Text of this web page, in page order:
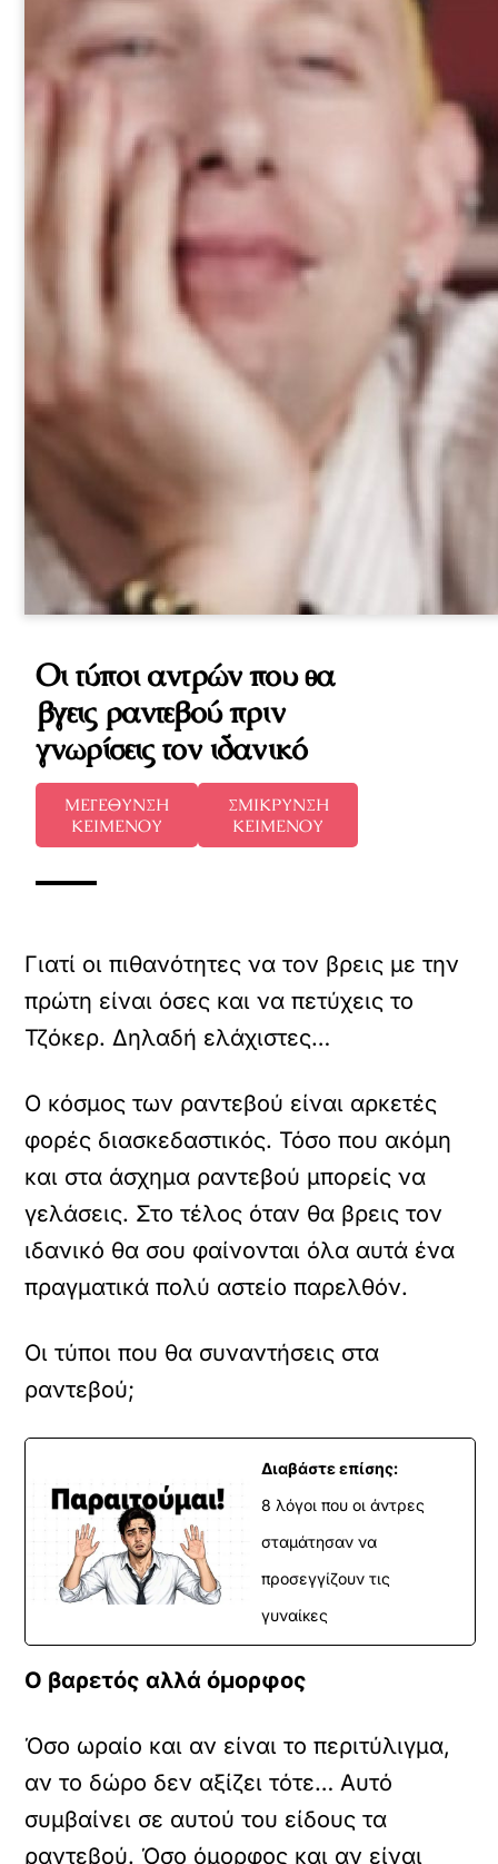
Οι τύποι αντρών που θα
βγεις ραντεβού πριν
γνωρίσεις τον ιδανικό
ΜΕΓΕΘΥΝΣΗ
ΚΕΙΜΕΝΟΥ
ΣΜΙΚΡΥΝΣΗ
ΚΕΙΜΕΝΟΥ
Γιατί οι πιθανότητες να τον βρεις με την
πρώτη είναι όσες και να πετύχεις το
Τζόκερ. Δηλαδή ελάχιστες…
Ο κόσμος των ραντεβού είναι αρκετές
φορές διασκεδαστικός. Τόσο που ακόμη
και στα άσχημα ραντεβού μπορείς να
γελάσεις. Στο τέλος όταν θα βρεις τον
ιδανικό θα σου φαίνονται όλα αυτά ένα
πραγματικά πολύ αστείο παρελθόν.
Οι τύποι που θα συναντήσεις στα
ραντεβού;
Διαβάστε επίσης:
8 λόγοι που οι άντρες
σταμάτησαν να
προσεγγίζουν τις
γυναίκες
Ο βαρετός αλλά όμορφος
Όσο ωραίο και αν είναι το περιτύλιγμα,
αν το δώρο δεν αξίζει τότε… Αυτό
συμβαίνει σε αυτού του είδους τα
ραντεβού. Όσο όμορφος και αν είναι